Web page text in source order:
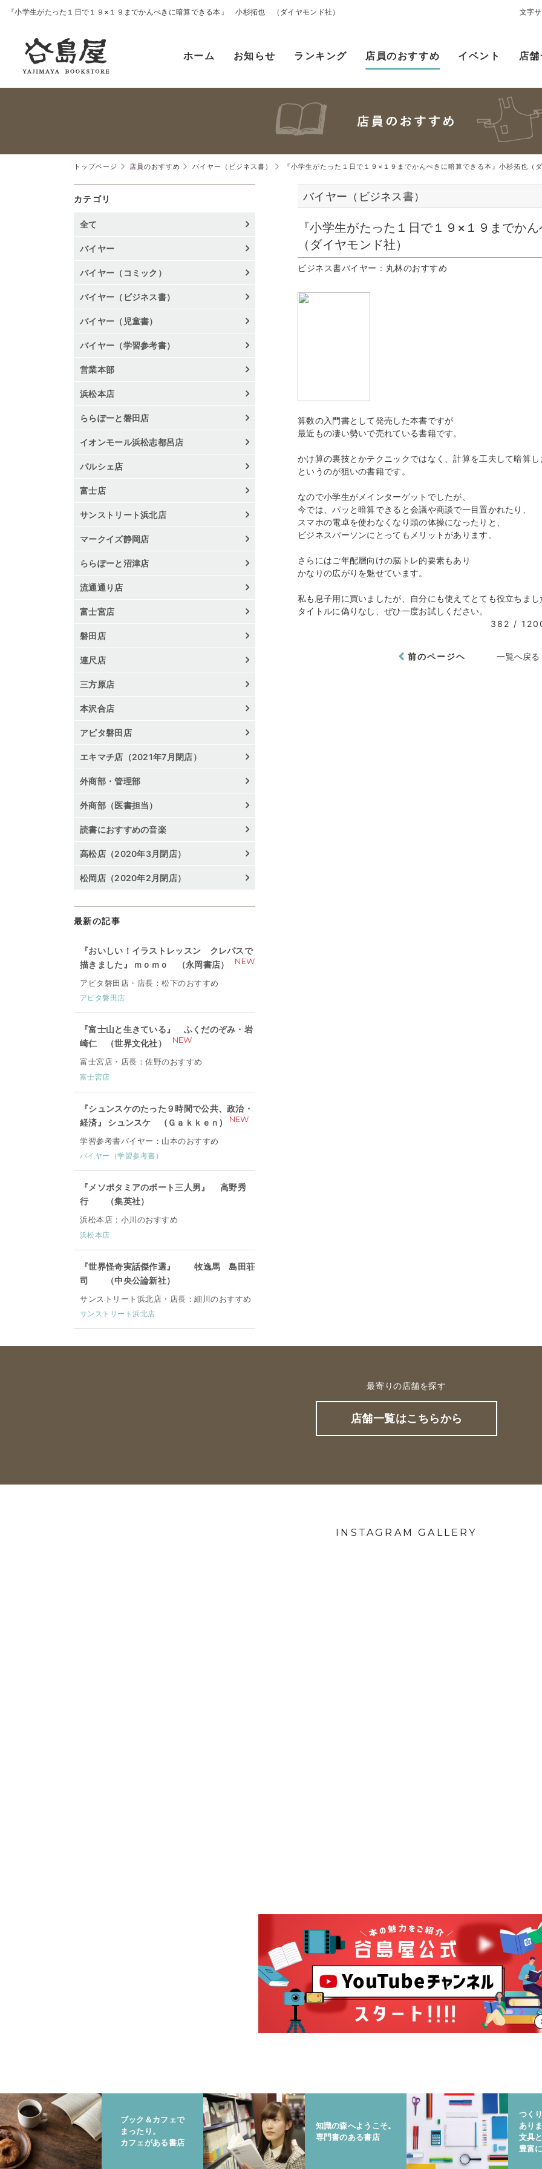
『小学生がたった１日で１９×１９までかんぺきに暗算できる本』 小杉拓也 （ダイヤモンド社） 文字
ホーム お知らせ ランキング 店員のおすすめ イベント 店
トップページ 店員のおすすめ バイヤー（ビジネス書） 『小学生がたった１日で１９×１９までかんぺきに暗算できる本』小杉拓也（
バイヤー（ビジネス書）
『小学生がたった１日で１９×１９まで
（ダイヤモンド社）
ビジネス書バイヤー：丸林のおすすめ
算数の入門書として発売した本書ですが
最近もの凄い勢いで売れている書籍です。
かけ算の裏技とかテクニックではなく、計算を工夫して暗算し
というのが狙いの書籍です。
なので小学生がメインターゲットでしたが、
今では、パッと暗算できると会議や商談で一目置かれたり、
スマホの電卓を使わなくなり頭の体操になったりと、
ビジネスパーソンにとってもメリットがあります。
さらにはご年配層向けの脳トレ的要素もあり
かなりの広がりを魅せています。
私も息子用に買いましたが、自分にも使えてとても役立ちまし
タイトルに偽りなし、ぜひ一度お試しください。
382 /
前のページヘ 一覧へ戻る
カテゴリ
全て
バイヤー
バイヤー（コミック）
バイヤー（ビジネス書）
バイヤー（児童書）
バイヤー（学習参考書）
営業本部
浜松本店
ららぽーと磐田店
イオンモール浜松志都呂店
パルシェ店
富士店
サンストリート浜北店
マークイズ静岡店
ららぽーと沼津店
流通通り店
富士宮店
磐田店
連尺店
三方原店
本沢合店
アピタ磐田店
エキマチ店（2021年7月閉店）
外商部・管理部
外商部（医書担当）
読書におすすめの音楽
高松店（2020年3月閉店）
松岡店（2020年2月閉店）
最新の記事
『おいしい！イラストレッスン クレパスで
描きました』 ｍｏｍｏ （永岡書店）
NEW
アピタ磐田店・店長：松下のおすすめ
アピタ磐田店
『富士山と生きている』 ふくだのぞみ・岩
崎仁 （世界文化社）
NEW
富士宮店・店長：佐野のおすすめ
富士宮店
『シュンスケのたった９時間で公共、政治・
経済』 シュンスケ (Ｇａｋｋｅｎ)
NEW
学習参考書バイヤー：山本のおすすめ
バイヤー（学習参考書）
『メソポタミアのボート三人男』 高野秀
行 （集英社）
浜松本店：小川のおすすめ
浜松本店
『世界怪奇実話傑作選』 牧逸馬 島田荘
司 （中央公論新社）
サンストリート浜北店・店長：細川のおすすめ
サンストリート浜北店
最寄りの店舗を探す
店舗一覧はこちらから
INSTAGRAM GALLERY
ブック＆カフェで
まったり。
カフェがある書店
知識の森へようこそ。
専門書のある書店
つく
ありま
文具
豊富